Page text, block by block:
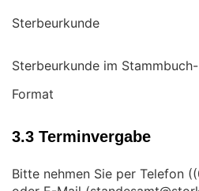
Sterbeurkunde
Sterbeurkunde im Stammbuch-
Format
3.3 Terminvergabe
Bitte nehmen Sie per Telefon (